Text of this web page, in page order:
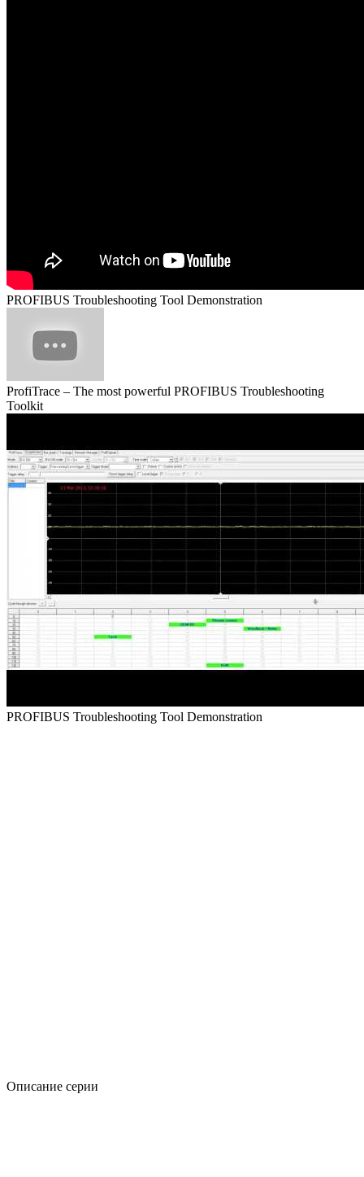
PROFIBUS Troubleshooting Tool Demonstration
ProfiTrace – The most powerful PROFIBUS Troubleshooting
Toolkit
PROFIBUS Troubleshooting Tool Demonstration
Описание серии